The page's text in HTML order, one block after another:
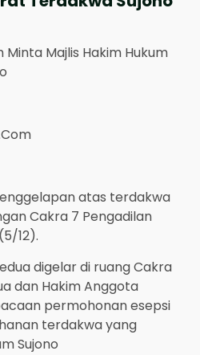
Majlis Hakim Hukum
atas terdakwa
Cakra 7 Pengadilan
12).
digelar di ruang Cakra
dan Hakim Anggota
permohonan esepsi
terdakwa yang
Sujono